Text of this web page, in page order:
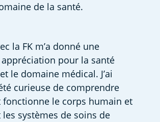
de la santé.
la FK m’a donné une
pour la santé
le domaine médical. J’ai
curieuse de comprendre
fonctionne le corps humain et
systèmes de soins de